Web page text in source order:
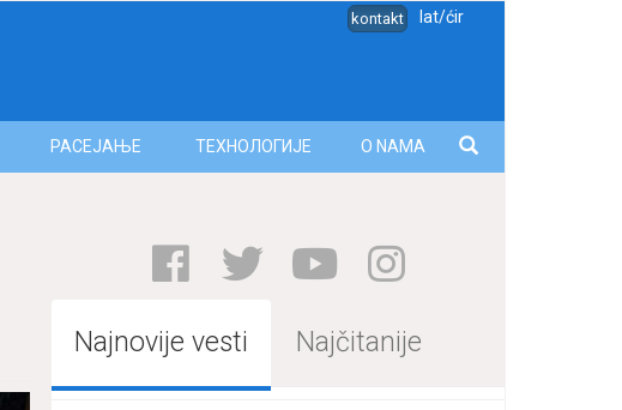
kontakt lat/ćir
РАСЕЈАЊЕ ТЕХНОЛОГИЈЕ O NAMA
Najnovije vesti Najčitanije